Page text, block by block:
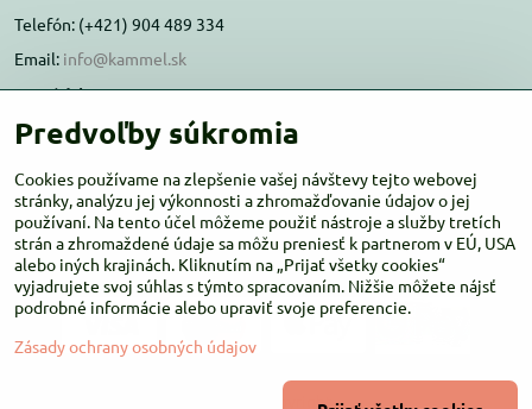
Telefón: (+421) 904 489 334
Email: info@kammel.sk
Prevádzka:
Administratívna budova PD Melčice
Otváracie hodiny:PO-ŠT 8:00 - 16:00
PIA-NE Zatvorené
Copyright
Predvoľby súkromia
Cookies používame na zlepšenie vašej návštevy tejto webovej
stránky, analýzu jej výkonnosti a zhromažďovanie údajov o jej
používaní. Na tento účel môžeme použiť nástroje a služby tretích
strán a zhromaždené údaje sa môžu preniesť k partnerom v EÚ, USA
alebo iných krajinách. Kliknutím na „Prijať všetky cookies“
vyjadrujete svoj súhlas s týmto spracovaním. Nižšie môžete nájsť
podrobné informácie alebo upraviť svoje preferencie.
Zásady ochrany osobných údajov